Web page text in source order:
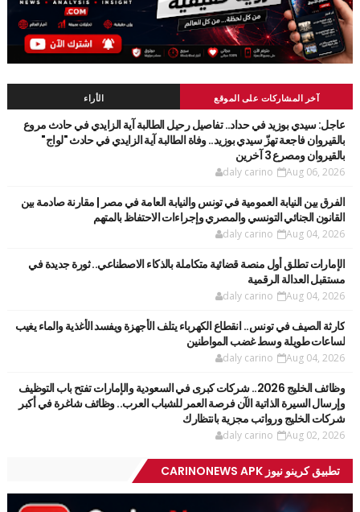
آخر المشاركات على الموقع الأراء
عاجل: سيدي بوزيد في حداد.. تفاصيل رحيل الطالبة آية الزايدي في حادث مروع
بالقيروان فاجعة تهزّ سيدي بوزيد.. وفاة الطالبة آية الزايدي في حادث "لواج"
بالقيروان ومصرع 3 آخرين
daly carino Aug 06, 2026
الفرق بين النيابة العمومية في تونس والنيابة العامة في مصر | مقارنة صادمة بين
القانون الجنائي التونسي والمصري وإجراءات الاحتفاظ بالمتهم
daly carino Aug 04, 2026
الإمارات تطلق أول منصة قضائية متكاملة بالذكاء الاصطناعي.. ثورة جديدة في
مستقبل العدالة الرقمية
daly carino Aug 04, 2026
كارثة الصيف في تونس.. انقطاع الكهرباء يتلف الأجهزة ويفسد الأغذية والماء يغيب
لساعات طويلة وسط غضب المواطنين
daly carino Aug 04, 2026
وظائف الخليج 2026.. شركات كبرى في السعودية والإمارات تفتح باب التوظيف
وإرسال السيرة الذاتية الآن فرصة العمر للشباب العرب.. وظائف شاغرة في أكبر
شركات الخليج ورواتب مجزية بانتظارك
daly carino Aug 02, 2026
تطبيق كرينو نيوز CARINONEWS APK